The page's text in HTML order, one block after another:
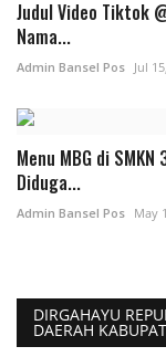
Judul Video Tiktok
Nama...
Admin Bansel Pos Jul
Menu MBG di
Diduga...
Admin Bansel Pos May
DIRGAHAYU
DAERAH